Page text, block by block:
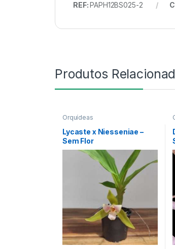
REF:PAPH12BS025-2
Produtos
Orquídeas
Lycaste x Niesseniae –
Sem Flor